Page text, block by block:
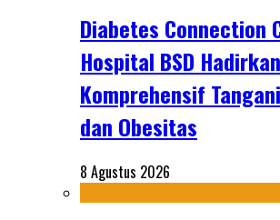
Diabetes Connection
Hospital BSD
Komprehensif
dan Obesitas
8 Agustus 2026